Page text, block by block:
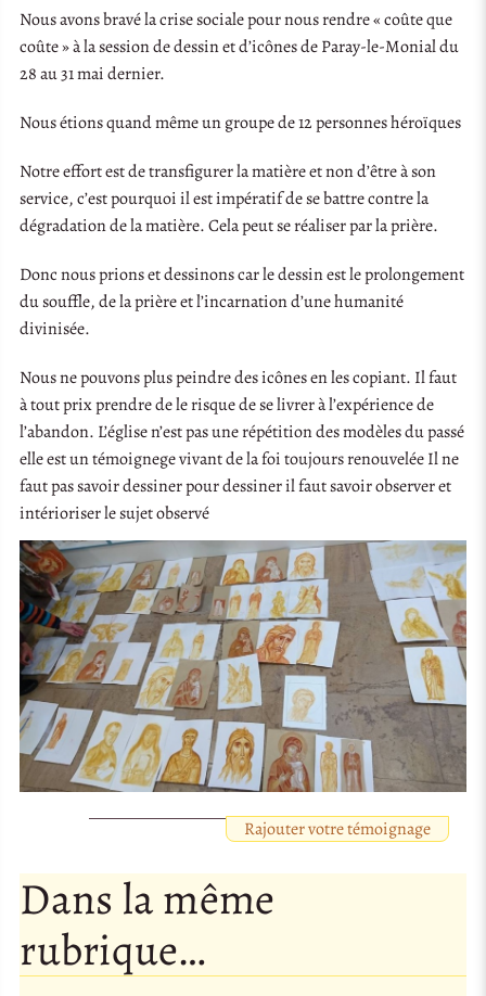
Nous avons bravé la crise sociale pour nous rendre « coûte que
coûte » à la session de dessin et d’icônes de Paray-le-Monial du
28 au 31 mai dernier.
Nous étions quand même un groupe de 12 personnes héroïques
Notre effort est de transfigurer la matière et non d’être à son
service, c’est pourquoi il est impératif de se battre contre la
dégradation de la matière. Cela peut se réaliser par la prière.
Donc nous prions et dessinons car le dessin est le prolongement
du souffle, de la prière et l’incarnation d’une humanité
divinisée.
Nous ne pouvons plus peindre des icônes en les copiant. Il faut
à tout prix prendre de le risque de se livrer à l’expérience de
l’abandon. L’église n’est pas une répétition des modèles du passé
elle est un témoignege vivant de la foi toujours renouvelée Il ne
faut pas savoir dessiner pour dessiner il faut savoir observer et
intérioriser le sujet observé
Rajouter votre témoignage
Dans la même
rubrique…